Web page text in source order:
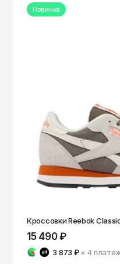
Новинка
Кроссовки Reebok
15 490 ₽
3 873 ₽ × 4